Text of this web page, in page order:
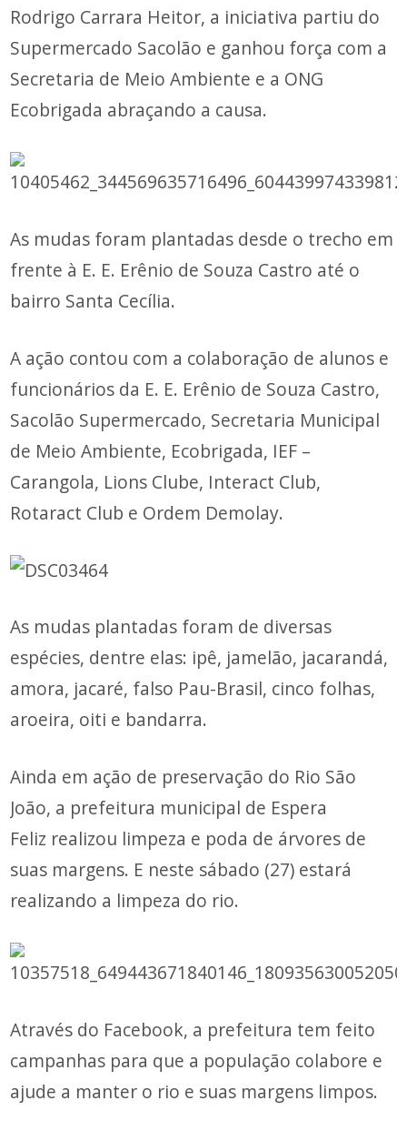
Rodrigo Carrara Heitor, a iniciativa partiu do
Supermercado Sacolão e ganhou força com a
Secretaria de Meio Ambiente e a ONG
Ecobrigada abraçando a causa.
As mudas foram plantadas desde o trecho em
frente à E. E. Erênio de Souza Castro até o
bairro Santa Cecília.
A ação contou com a colaboração de alunos e
funcionários da E. E. Erênio de Souza Castro,
Sacolão Supermercado, Secretaria Municipal
de Meio Ambiente, Ecobrigada, IEF –
Carangola, Lions Clube, Interact Club,
Rotaract Club e Ordem Demolay.
As mudas plantadas foram de diversas
espécies, dentre elas: ipê, jamelão, jacarandá,
amora, jacaré, falso Pau-Brasil, cinco folhas,
aroeira, oiti e bandarra.
Ainda em ação de preservação do Rio São
João, a prefeitura municipal de Espera
Feliz realizou limpeza e poda de árvores de
suas margens. E neste sábado (27) estará
realizando a limpeza do rio.
Através do Facebook, a prefeitura tem feito
campanhas para que a população colabore e
ajude a manter o rio e suas margens limpos.